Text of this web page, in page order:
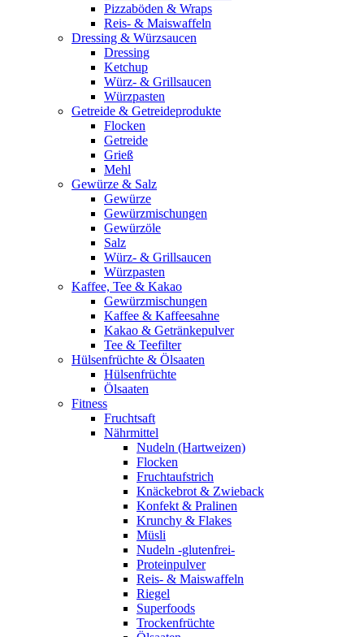
Pizzaböden & Wraps
Reis- & Maiswaffeln
Dressing & Würzsaucen
Dressing
Ketchup
Würz- & Grillsaucen
Würzpasten
Getreide & Getreideprodukte
Flocken
Getreide
Grieß
Mehl
Gewürze & Salz
Gewürze
Gewürzmischungen
Gewürzöle
Salz
Würz- & Grillsaucen
Würzpasten
Kaffee, Tee & Kakao
Gewürzmischungen
Kaffee & Kaffeesahne
Kakao & Getränkepulver
Tee & Teefilter
Hülsenfrüchte & Ölsaaten
Hülsenfrüchte
Ölsaaten
Fitness
Fruchtsaft
Nährmittel
Nudeln (Hartweizen)
Flocken
Fruchtaufstrich
Knäckebrot & Zwieback
Konfekt & Pralinen
Krunchy & Flakes
Müsli
Nudeln -glutenfrei-
Proteinpulver
Reis- & Maiswaffeln
Riegel
Superfoods
Trockenfrüchte